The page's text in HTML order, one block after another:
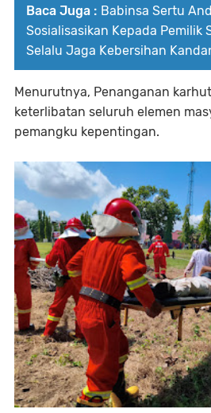
Baca Juga : Babinsa Sertu
Sosialisasikan Kepada Pemilik
Selalu Jaga Kebersihan
Menurutnya, Penanganan
keterlibatan seluruh elemen
pemangku kepentingan.